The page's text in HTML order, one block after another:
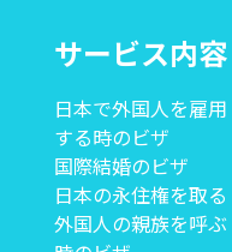
サービス内容
日本で外国人を雇用
する時のビザ
国際結婚のビザ
日本の永住権を取る
外国人の親族を呼ぶ